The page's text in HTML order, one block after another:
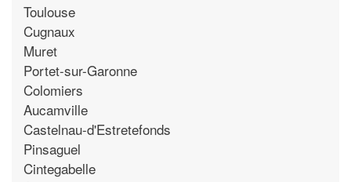
Toulouse
Cugnaux
Muret
Portet-sur-Garonne
Colomiers
Aucamville
Castelnau-d'Estretefonds
Pinsaguel
Cintegabelle